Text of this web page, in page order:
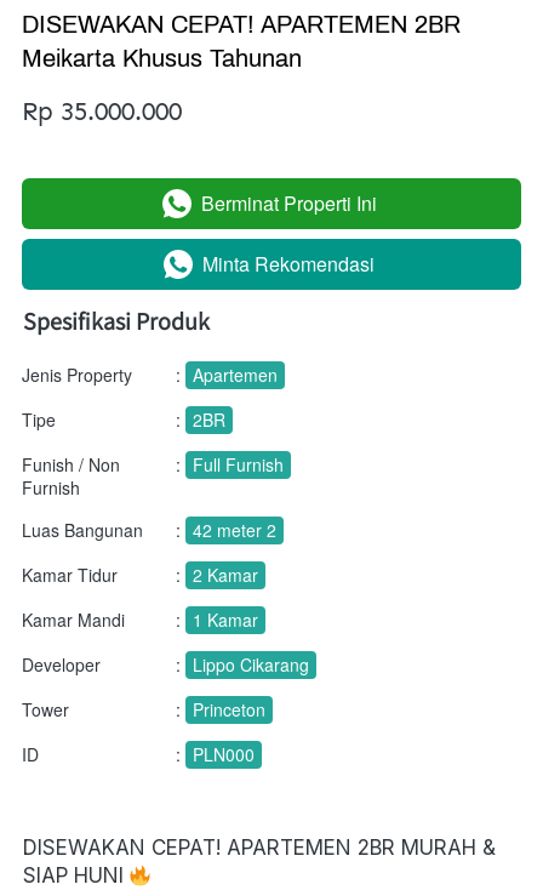
DISEWAKAN CEPAT! APARTEMEN 2BR
Meikarta Khusus Tahunan
Rp 35.000.000
` Berminat Properti Ini
` Minta Rekomendasi
Spesifikasi Produk
Jenis Property : Apartemen
Tipe
: 2BR
Funish / Non
Furnish
: Full Furnish
Luas Bangunan : 42 meter 2
Kamar Tidur
: 2 Kamar
Kamar Mandi
: 1 Kamar
Developer
: Lippo Cikarang
Tower
: Princeton
ID
: PLN000
DISEWAKAN CEPAT! APARTEMEN 2BR MURAH &
SIAP HUNI